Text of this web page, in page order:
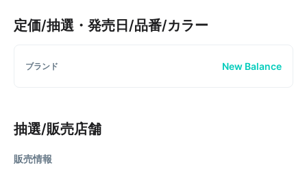
定価/抽選・発売日/品番/カラー
ブランド New Balance
抽選/販売店舗
販売情報